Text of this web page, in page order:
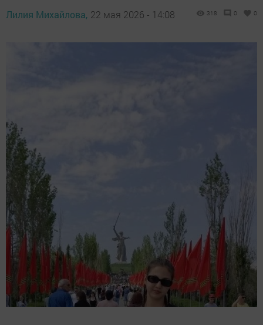
Лилия Михайлова, 22 мая 2026 - 14:08 318 0 0